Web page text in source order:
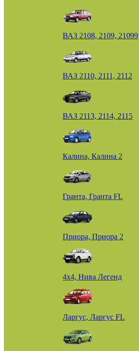
ВАЗ 2108, 2109, 21099
ВАЗ 2110, 2111, 2112
ВАЗ 2113, 2114, 2115
Калина, Калина 2
Гранта, Гранта FL
Приора, Приора 2
4х4, Нива Легенд
Ларгус, Ларгус FL